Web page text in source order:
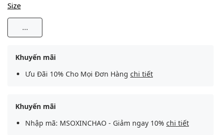
Size
...
Khuyến mãi
Ưu Đãi 10% Cho Mọi Đơn Hàng chi tiết
Khuyến mãi
Nhập mã: MSOXINCHAO - Giảm ngay 10% chi tiết